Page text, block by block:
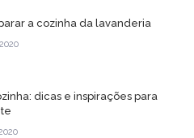
a cozinha da lavanderia
dicas e inspirações para